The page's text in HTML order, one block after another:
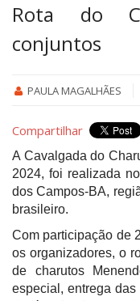
Rota do
conjuntos
PAULA MAGALHÃES
Compartilhar
A Cavalgada do
2024, foi realizada
dos Campos-BA,
brasileiro.
Com participação de
os organizadores, o
de charutos
especial, entrega